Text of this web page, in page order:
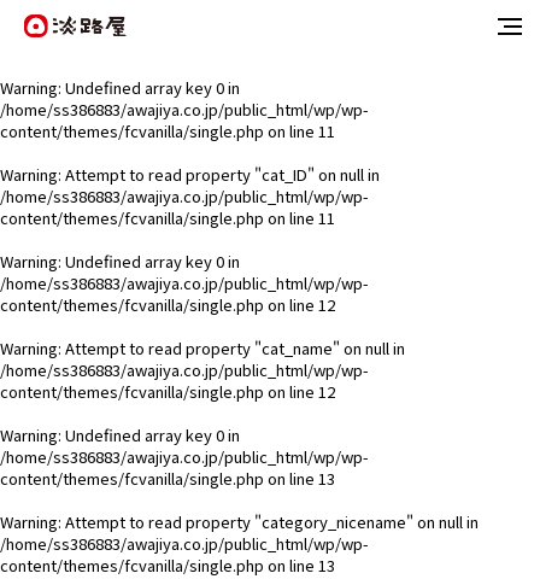
Warning: Undefined array key 0 in
/home/ss386883/awajiya.co.jp/public_html/wp/wp-
content/themes/fcvanilla/single.php on line 11
Warning: Attempt to read property "cat_ID" on null in
/home/ss386883/awajiya.co.jp/public_html/wp/wp-
content/themes/fcvanilla/single.php on line 11
Warning: Undefined array key 0 in
/home/ss386883/awajiya.co.jp/public_html/wp/wp-
content/themes/fcvanilla/single.php on line 12
Warning: Attempt to read property "cat_name" on null in
/home/ss386883/awajiya.co.jp/public_html/wp/wp-
content/themes/fcvanilla/single.php on line 12
Warning: Undefined array key 0 in
/home/ss386883/awajiya.co.jp/public_html/wp/wp-
content/themes/fcvanilla/single.php on line 13
Warning: Attempt to read property "category_nicename" on null in
/home/ss386883/awajiya.co.jp/public_html/wp/wp-
content/themes/fcvanilla/single.php on line 13